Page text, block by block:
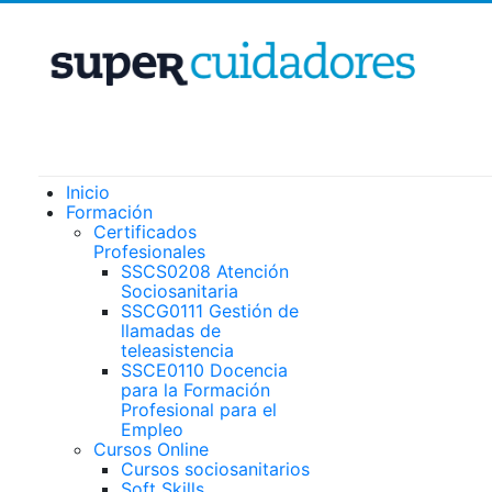
Inicio
Formación
Certificados
Profesionales
SSCS0208 Atención
Sociosanitaria
SSCG0111 Gestión de
llamadas de
teleasistencia
SSCE0110 Docencia
para la Formación
Profesional para el
Empleo
Cursos Online
Cursos sociosanitarios